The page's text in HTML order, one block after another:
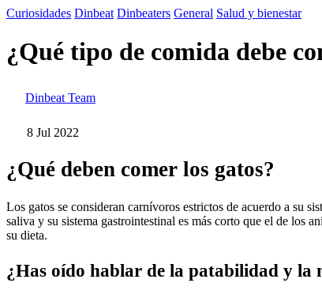
Curiosidades Dinbeat Dinbeaters General Salud y bienestar
¿Qué tipo de comida debe
Dinbeat Team
8 Jul 2022
¿Qué deben comer los gatos?
Los gatos se consideran carnívoros estrictos de acuerdo a su
saliva y su sistema gastrointestinal es más corto que el de los
su dieta.
¿Has oído hablar de la patabilidad y la